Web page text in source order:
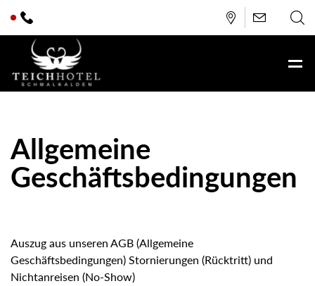
Allgemeine
Geschäftsbedingungen
Auszug aus unseren AGB (Allgemeine
Geschäftsbedingungen) Stornierungen (Rücktritt) und
Nichtanreisen (No-Show)